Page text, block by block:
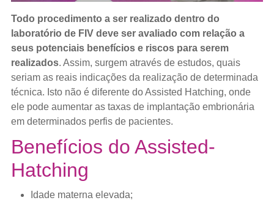
Todo procedimento a ser realizado dentro do
laboratório de FIV deve ser avaliado com relação a
seus potenciais benefícios e riscos para serem
realizados. Assim, surgem através de estudos, quais
seriam as reais indicações da realização de determinada
técnica. Isto não é diferente do Assisted Hatching, onde
ele pode aumentar as taxas de implantação embrionária
em determinados perfis de pacientes.
Benefícios do Assisted-
Hatching
Idade materna elevada;